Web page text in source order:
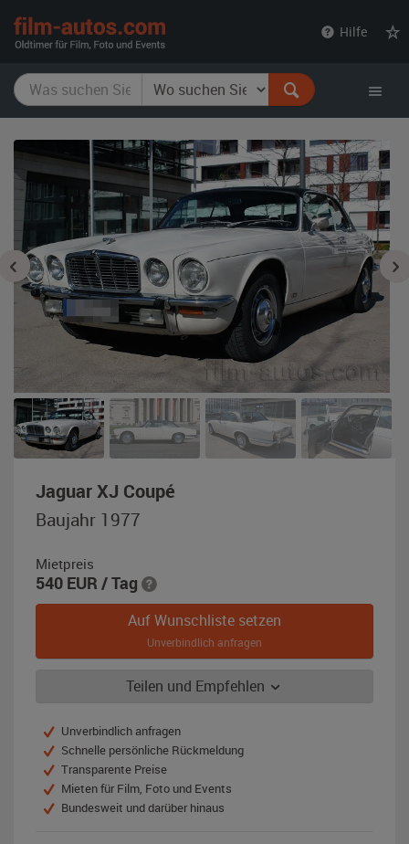
Hilfe
Jaguar XJ Coupé
schwarz
Baujahr 1977
Mietpreis
540 EUR / Tag
Auf Wunschliste setzen
Unverbindlich anfragen
Teilen und Empfehlen
Unverbindlich anfragen
Schnelle persönliche Rückmeldung
Transparente Preise
Mieten für Film, Foto und Events
Bundesweit und darüber hinaus